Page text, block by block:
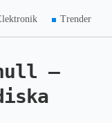
Trender
–